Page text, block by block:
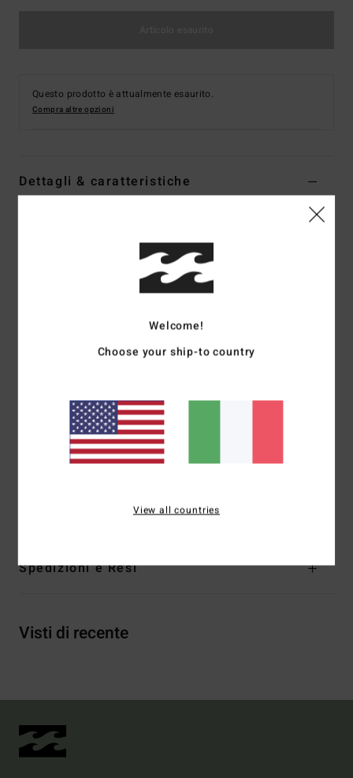
Questo prodotto è attualmente esaurito.
Compra altre opzioni
Dettagli & caratteristiche
Codice colore
tessuto in misto di acrilico, cotone, poliestere e
Maniche:Maniche lunghe
Chiusura: chiusura a pullover
Marcatura:__ travetta con logo in metallo
cotone, 16% poliestere, 6% legno
Spedizioni e Resi
Visti di recente
Welcome!
Choose your ship-to country
View all countries